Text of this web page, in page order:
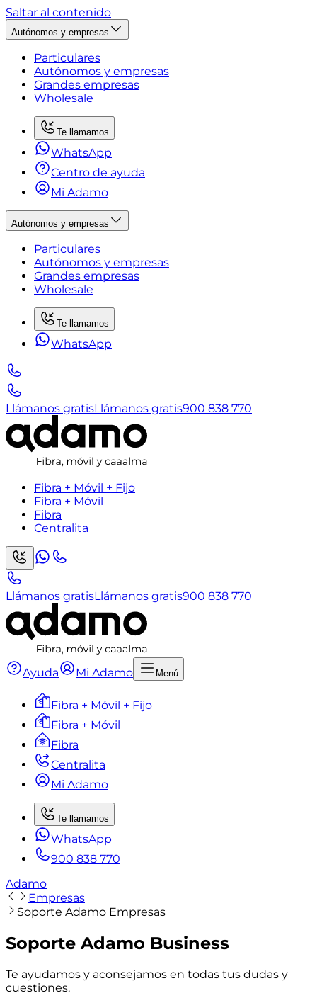
Saltar al contenido
Autónomos y empresas
Particulares
Autónomos y empresas
Grandes empresas
Wholesale
Te llamamos
WhatsApp
Centro de ayuda
Mi Adamo
Autónomos y empresas
Particulares
Autónomos y empresas
Grandes empresas
Wholesale
Te llamamos
WhatsApp
Llámanos gratisLlámanos gratis900 838 770
Fibra + Móvil + Fijo
Fibra + Móvil
Fibra
Centralita
Llámanos gratisLlámanos gratis900 838 770
Ayuda Mi Adamo Menú
Fibra + Móvil + Fijo
Fibra + Móvil
Fibra
Centralita
Mi Adamo
Te llamamos
WhatsApp
900 838 770
Adamo
Empresas
Soporte Adamo Empresas
Soporte Adamo Business
Te ayudamos y aconsejamos en todas tus dudas y
cuestiones.